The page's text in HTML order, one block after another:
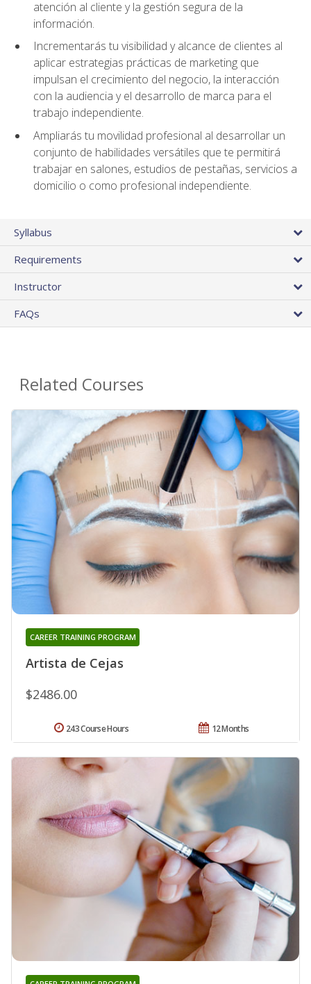
atención al cliente y la gestión segura de la
información.
Incrementarás tu visibilidad y alcance de clientes al
aplicar estrategias prácticas de marketing que
impulsan el crecimiento del negocio, la interacción
con la audiencia y el desarrollo de marca para el
trabajo independiente.
Ampliarás tu movilidad profesional al desarrollar un
conjunto de habilidades versátiles que te permitirá
trabajar en salones, estudios de pestañas, servicios a
domicilio o como profesional independiente.
Syllabus
Requirements
Instructor
FAQs
Related Courses
Artista de Cejas
CAREER TRAINING PROGRAM
$2486.00
12 Months
243 Course Hours